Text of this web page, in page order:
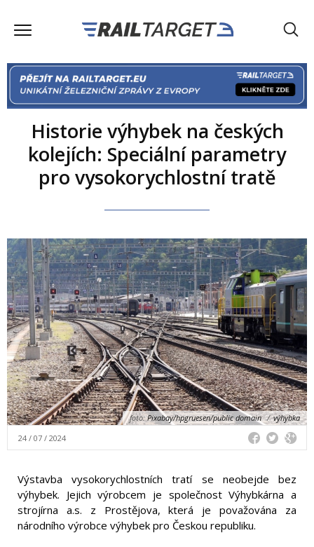
Historie výhybek na českých
kolejích: Speciální parametry
pro vysokorychlostní tratě
foto:Pixabay/hpgruesen/public domain / výhybka
24 / 07 / 2024
Výstavba vysokorychlostních tratí se neobejde bez
výhybek. Jejich výrobcem je společnost Výhybkárna a
strojírna a.s. z Prostějova, která je považována za
národního výrobce výhybek pro Českou republiku.